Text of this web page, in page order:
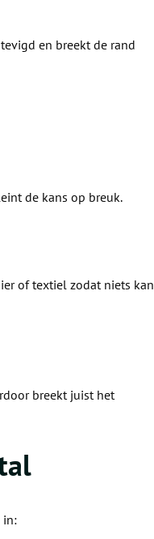
en breekt de rand
de kans op breuk.
of textiel zodat niets kan
breekt juist het
in: